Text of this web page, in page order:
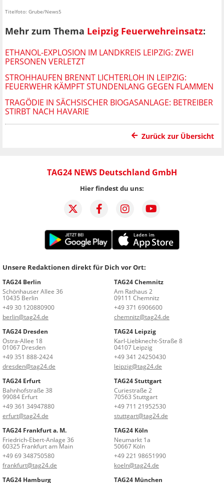
Titelfoto: Grube/News5
Mehr zum Thema Leipzig Feuerwehreinsatz:
ETHANOL-EXPLOSION IM LANDKREIS LEIPZIG: ZWEI
PERSONEN VERLETZT
STROHHAUFEN BRENNT LICHTERLOH IN LEIPZIG:
FEUERWEHR KÄMPFT STUNDENLANG GEGEN FLAMMEN
TRAGÖDIE IN SÄCHSISCHER BIOGASANLAGE: BETREIBER
STIRBT NACH HAVARIE
Zurück zur Übersicht
TAG24 NEWS Deutschland GmbH
Hier findest du uns:
Unsere Redaktionen direkt für Dich vor Ort:
TAG24 Berlin
Schönhauser Allee 36
10435 Berlin
+49 30 120880900
berlin@tag24.de
TAG24 Chemnitz
Am Rathaus 2
09111 Chemnitz
+49 371 6906600
chemnitz@tag24.de
TAG24 Dresden
Ostra-Allee 18
01067 Dresden
+49 351 888-2424
dresden@tag24.de
TAG24 Leipzig
Karl-Liebknecht-Straße 8
04107 Leipzig
+49 341 24250430
leipzig@tag24.de
TAG24 Erfurt
Bahnhofstraße 38
99084 Erfurt
+49 361 34947880
erfurt@tag24.de
TAG24 Stuttgart
Curiestraße 2
70563 Stuttgart
+49 711 21952530
stuttgart@tag24.de
TAG24 Frankfurt a. M.
Friedrich-Ebert-Anlage 36
60325 Frankfurt am Main
+49 69 348750580
frankfurt@tag24.de
TAG24 Köln
Neumarkt 1a
50667 Köln
+49 221 98651990
koeln@tag24.de
TAG24 Hamburg
TAG24 München